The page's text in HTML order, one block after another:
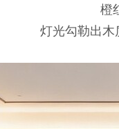
橙
灯光勾勒出木